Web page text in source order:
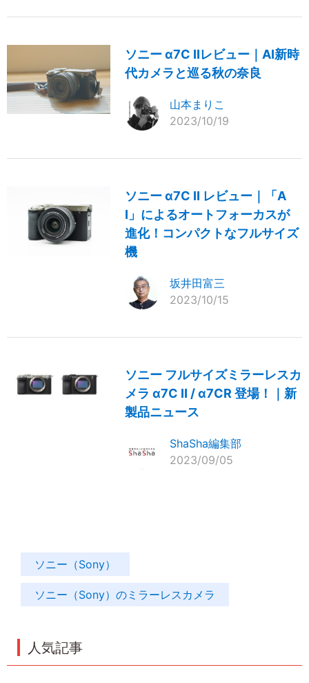
ソニー α7C IIレビュー｜AI新時
代カメラと巡る秋の奈良
山本まりこ
2023/10/19
ソニー α7C II レビュー｜「A
I」によるオートフォーカスが
進化！コンパクトなフルサイズ
機
坂井田富三
2023/10/15
ソニー フルサイズミラーレスカ
メラ α7C II / α7CR 登場！｜新
製品ニュース
ShaSha編集部
2023/09/05
ソニー（Sony）
ソニー（Sony）のミラーレスカメラ
人気記事